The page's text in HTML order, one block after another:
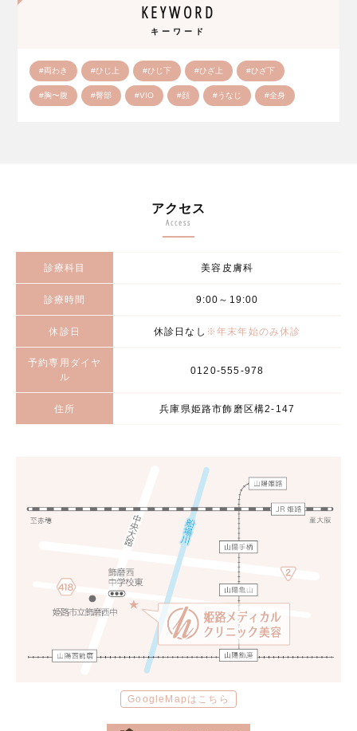
KEYWORD
キーワード
#両わき #ひじ上 #ひじ下 #ひざ上 #ひざ下
#胸〜腹 #臀部 #VIO #顔 #うなじ #全身
アクセス
Access
診療科目 美容皮膚科
診療時間 9:00～19:00
休診日 休診日なし ※年末年始のみ休診
予約専用ダイヤ
ル
0120-555-978
住所 兵庫県姫路市飾磨区構2-147
GoogleMapはこちら